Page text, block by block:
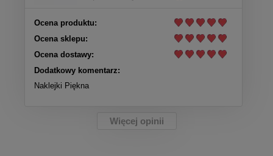
Ocena produktu:
Ocena sklepu:
Ocena dostawy:
Dodatkowy komentarz:
Naklejki Piękna
Więcej opinii